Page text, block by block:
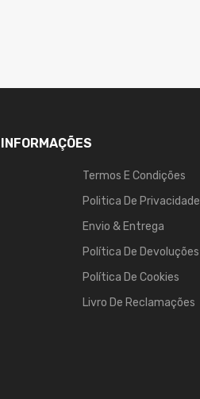
Termos E Condições
Politica De Privacidade
Envio & Entrega
Política De Devoluções
Política De Cookies
Livro De Reclamações